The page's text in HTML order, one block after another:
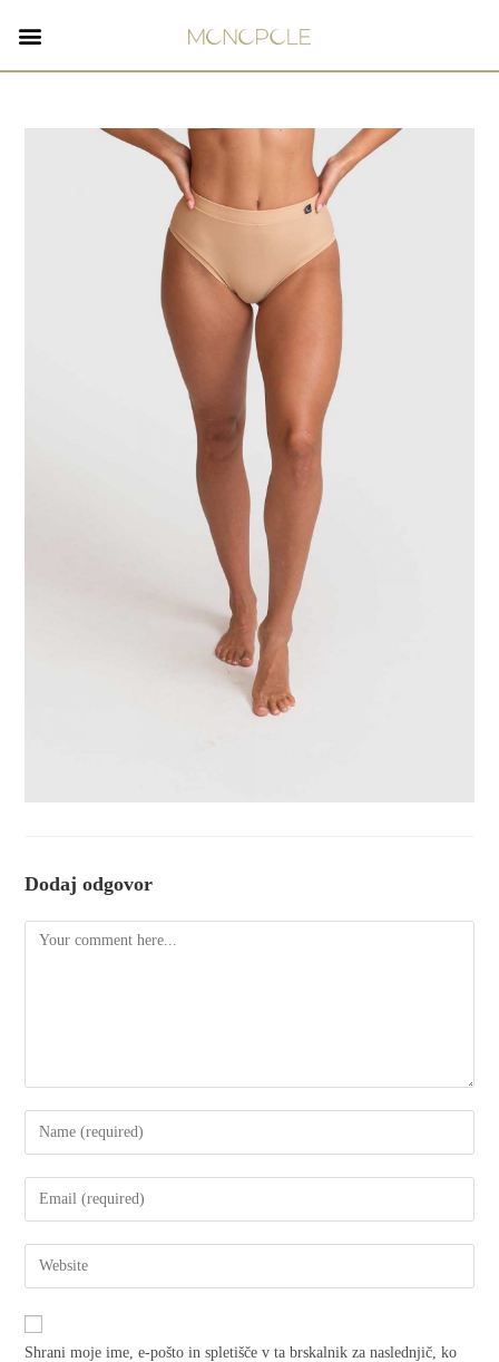
Dodaj odgovor
Shrani moje ime, e-pošto in spletišče v ta brskalnik za naslednjič, ko